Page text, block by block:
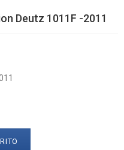
Deutz 1011F -2011